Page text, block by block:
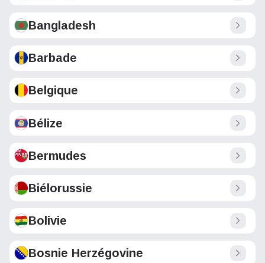
Bangladesh
Barbade
Belgique
Bélize
Bermudes
Biélorussie
Bolivie
Bosnie Herzégovine